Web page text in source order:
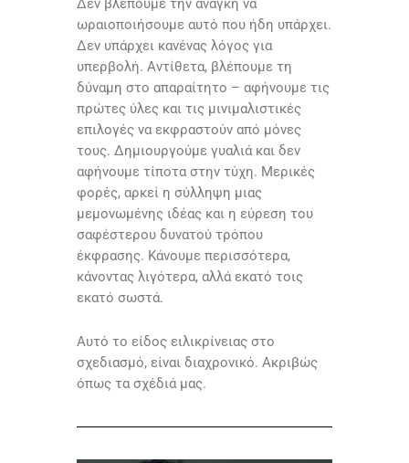
Δεν βλέπουμε την ανάγκη να
ωραιοποιήσουμε αυτό που ήδη υπάρχει.
Δεν υπάρχει κανένας λόγος για
υπερβολή. Αντίθετα, βλέπουμε τη
δύναμη στο απαραίτητο – αφήνουμε τις
πρώτες ύλες και τις μινιμαλιστικές
επιλογές να εκφραστούν από μόνες
τους. Δημιουργούμε γυαλιά και δεν
αφήνουμε τίποτα στην τύχη. Μερικές
φορές, αρκεί η σύλληψη μιας
μεμονωμένης ιδέας και η εύρεση του
σαφέστερου δυνατού τρόπου
έκφρασης. Κάνουμε περισσότερα,
κάνοντας λιγότερα, αλλά εκατό τοις
εκατό σωστά.
Αυτό το είδος ειλικρίνειας στο
σχεδιασμό, είναι διαχρονικό. Ακριβώς
όπως τα σχέδιά μας.